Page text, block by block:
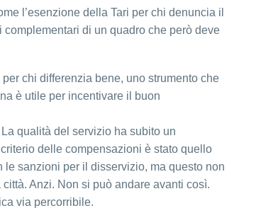
l’esenzione della Tari per chi denuncia il
di un quadro che però deve
chi differenzia bene, uno strumento che
è utile per incentivare il buon
qualità del servizio ha subito un
delle compensazioni è stato quello
sanzioni per il disservizio, ma questo non
Anzi. Non si può andare avanti così.
via percorribile.